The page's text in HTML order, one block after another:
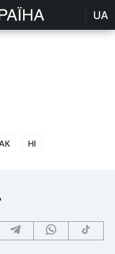
UA
НІ